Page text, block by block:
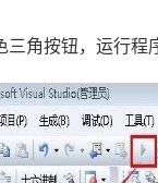
角按钮，运行程序